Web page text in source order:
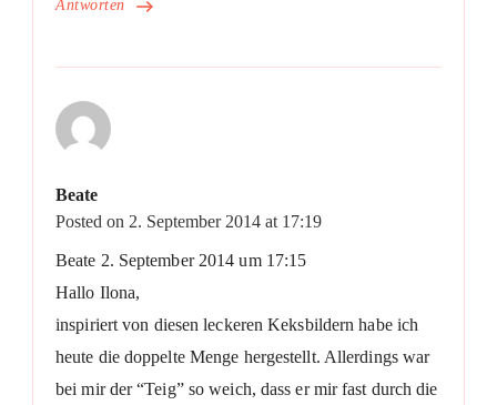
Antworten
Beate
Posted on 2. September 2014 at 17:19
Beate 2. September 2014 um 17:15
Hallo Ilona,
inspiriert von diesen leckeren Keksbildern habe ich
heute die doppelte Menge hergestellt. Allerdings war
bei mir der “Teig” so weich, dass er mir fast durch die